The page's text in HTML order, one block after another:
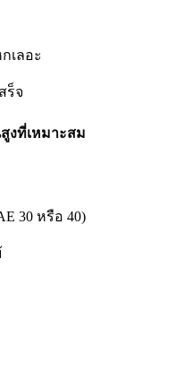
เลอะ
ร็จ
งที่เหมาะสม
30 หรือ 40)